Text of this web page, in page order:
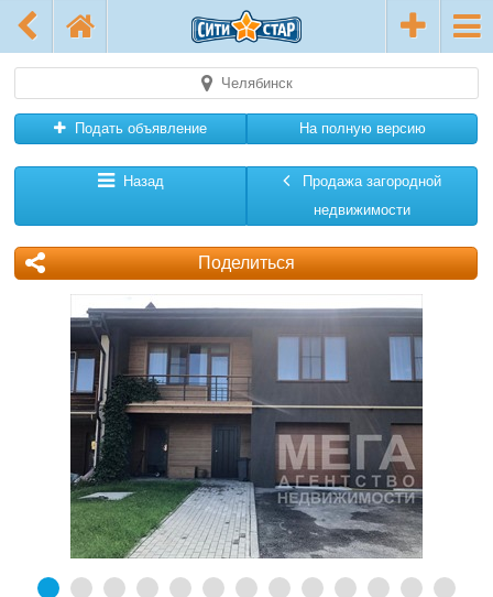
Челябинск
Подать объявление На полную версию
Назад
Продажа загородной
недвижимости
Поделиться